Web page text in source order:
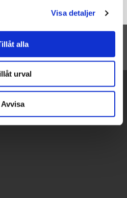
Visa detaljer
alla
urval
Avvisa
falskt (för barn och föräldrar)